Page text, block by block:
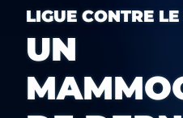
LIGUE CONTRE
UN